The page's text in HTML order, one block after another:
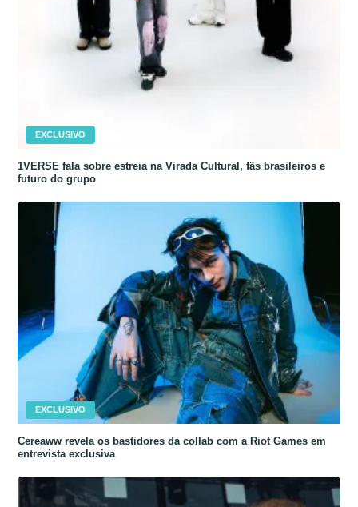
EXCLUSIVO
1VERSE fala sobre estreia na Virada Cultural, fãs brasileiros e
futuro do grupo
EXCLUSIVO
Cereaww revela os bastidores da collab com a Riot Games em
entrevista exclusiva